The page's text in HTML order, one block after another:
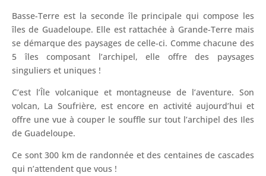
Basse-Terre est la seconde île principale qui compose les
îles de Guadeloupe. Elle est rattachée à Grande-Terre mais
se démarque des paysages de celle-ci. Comme chacune des
5 îles composant l’archipel, elle offre des paysages
singuliers et uniques !
C’est l’Île volcanique et montagneuse de l’aventure. Son
volcan, La Soufrière, est encore en activité aujourd’hui et
offre une vue à couper le souffle sur tout l’archipel des Iles
de Guadeloupe.
Ce sont 300 km de randonnée et des centaines de cascades
qui n’attendent que vous !